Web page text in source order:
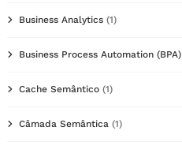
Business Analytics (1)
Business Process Automation (BPA)
Cache Semântico (1)
Câmada Semântica (1)